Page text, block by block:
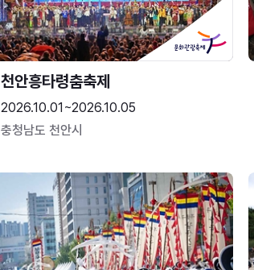
천안흥타령춤축제
2026.10.01~2026.10.05
충청남도 천안시